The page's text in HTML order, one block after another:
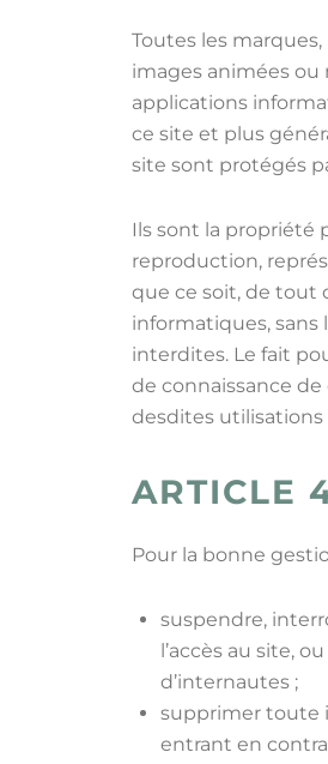
Toutes les
images animées ou
applications
ce site et plus
site sont protégés
Ils sont la propriété
reproduction,
que ce soit, de tout
informatiques, sans
interdites. Le fait
de connaissance
desdites
ARTICLE
Pour la bonne
suspendre,
l’accès au site,
d’internautes ;
supprimer toute
entrant en